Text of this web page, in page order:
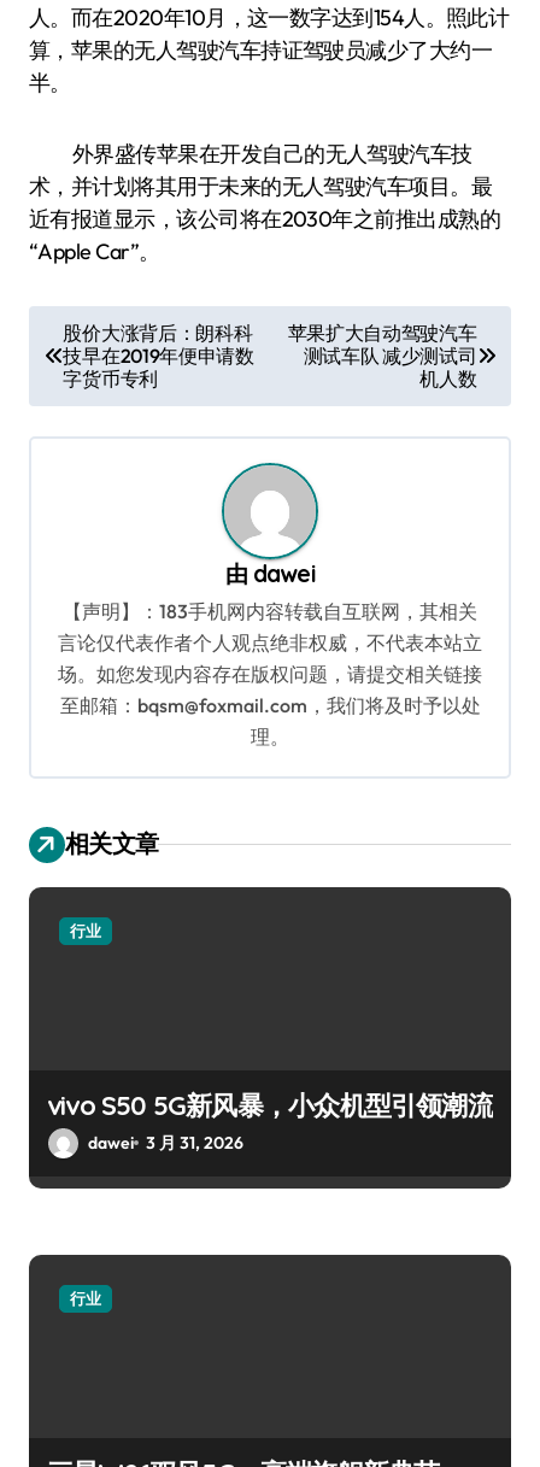
人。而在2020年10月，这一数字达到154人。照此计
算，苹果的无人驾驶汽车持证驾驶员减少了大约一
半。
外界盛传苹果在开发自己的无人驾驶汽车技
术，并计划将其用于未来的无人驾驶汽车项目。最
近有报道显示，该公司将在2030年之前推出成熟的
“Apple Car”。
章
导
航
股价大涨背后：朗科科
技早在2019年便申请数
字货币专利
苹果扩大自动驾驶汽车
测试车队 减少测试司
机人数
由 dawei
【声明】：183手机网内容转载自互联网，其相关
言论仅代表作者个人观点绝非权威，不代表本站立
场。如您发现内容存在版权问题，请提交相关链接
至邮箱：bqsm@foxmail.com，我们将及时予以处
理。
相关文章
行业
vivo S50 5G新风暴，小众机型引领潮流
dawei 3 月 31, 2026
行业